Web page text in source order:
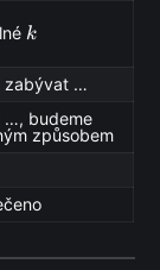
k
k
zabývat …
…, budeme
způsobem